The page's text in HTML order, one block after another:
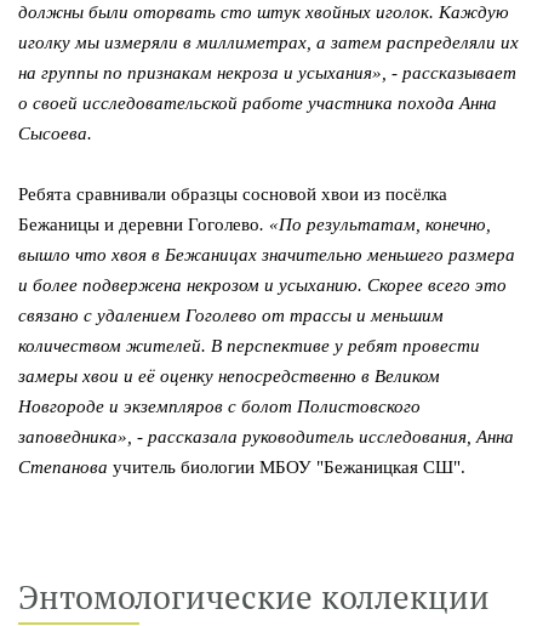
должны были оторвать сто штук хвойных иголок. Каждую
иголку мы измеряли в миллиметрах, а затем распределяли их
на группы по признакам некроза и усыхания», - рассказывает
о своей исследовательской работе участника похода Анна
Сысоева.
Ребята сравнивали образцы сосновой хвои из посёлка
Бежаницы и деревни Гоголево. «По результатам, конечно,
вышло что хвоя в Бежаницах значительно меньшего размера
и более подвержена некрозом и усыханию. Скорее всего это
связано с удалением Гоголево от трассы и меньшим
количеством жителей. В перспективе у ребят провести
замеры хвои и её оценку непосредственно в Великом
Новгороде и экземпляров с болот Полистовского
заповедника», - рассказала руководитель исследования, Анна
Степанова учитель биологии МБОУ "Бежаницкая СШ".
Энтомологические коллекции